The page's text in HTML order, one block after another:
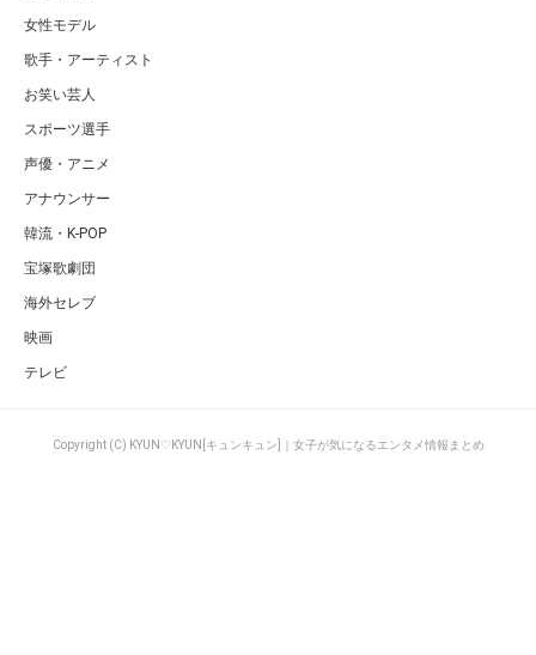
女性モデル
歌手・アーティスト
お笑い芸人
スポーツ選手
声優・アニメ
アナウンサー
韓流・K-POP
宝塚歌劇団
海外セレブ
映画
テレビ
Copyright (C) KYUN♡KYUN[キュンキュン]｜女子が気になるエンタメ情報まとめ